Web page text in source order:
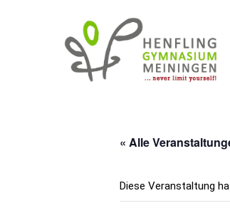
« Alle
Diese Veranstaltung